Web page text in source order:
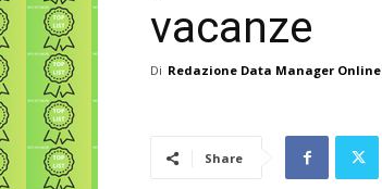
vacanze
Di Redazione Data Manager Online
Share